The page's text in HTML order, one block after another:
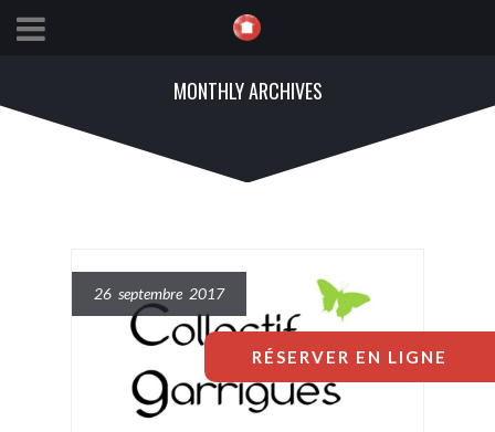
MONTHLY ARCHIVES
26 septembre 2017
RÉSERVER EN LIGNE